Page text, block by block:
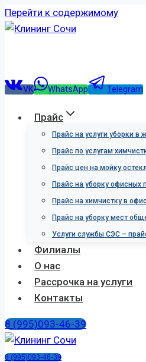
Перейти к содержимому
VK WhatsApp Telegram
Прайс
Прайс на услуги уборки
Прайс по услугам
Прайс цен на мойку
Прайс на уборку офисных
Прайс на химчистку в
Прайс на уборку мест
Услуги службы СЭС –
Филиалы
О нас
Рассрочка на услуги
Контакты
8 (995)093-46-39
8 (995)093-46-39